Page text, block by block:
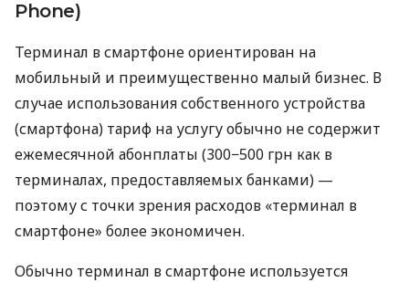
Phone)
Терминал в смартфоне ориентирован на
мобильный и преимущественно малый бизнес. В
случае использования собственного устройства
(смартфона) тариф на услугу обычно не содержит
ежемесячной абонплаты (300−500 грн как в
терминалах, предоставляемых банками) —
поэтому с точки зрения расходов «терминал в
смартфоне» более экономичен.
Обычно терминал в смартфоне используется